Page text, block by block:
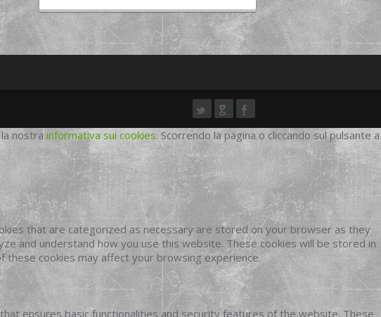
nostra informativa sui cookies. Scorrendo la pagina o cliccando sul pulsante a
that are categorized as necessary are stored on your browser as they
and understand how you use this website. These cookies will be stored in
cookies may affect your browsing experience.
ensures basic functionalities and security features of the website. These